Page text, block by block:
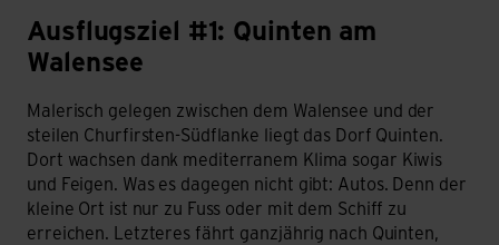
#1: Quinten am Walensee – Das Dorf, in dem Kiwis wachsen.
Ausflugsziel #1: Quinten am
Walensee
Malerisch gelegen zwischen dem Walensee und der
steilen Churfirsten-Südflanke liegt das Dorf Quinten.
Dort wachsen dank mediterranem Klima sogar Kiwis
und Feigen. Was es dagegen nicht gibt: Autos. Denn der
kleine Ort ist nur zu Fuss oder mit dem Schiff zu
erreichen. Letzteres fährt ganzjährig nach Quinten,